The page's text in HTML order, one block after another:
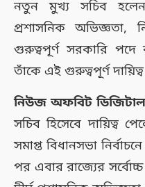
নতুন মুখ্য সচিব
প্রশাসনিক অভিজ্ঞতা,
গুরুত্বপূর্ণ সরকারি পদে
তাঁকে এই গুরুত্বপূর্ণ
নিউজ অফবিট ডিজিটাল
সচিব হিসেবে দায়িত্ব
সমাপ্ত বিধানসভা
পর এবার রাজ্যের